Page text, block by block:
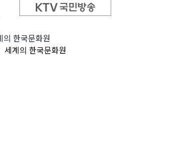
의 한국문화원
세계의 한국문화원